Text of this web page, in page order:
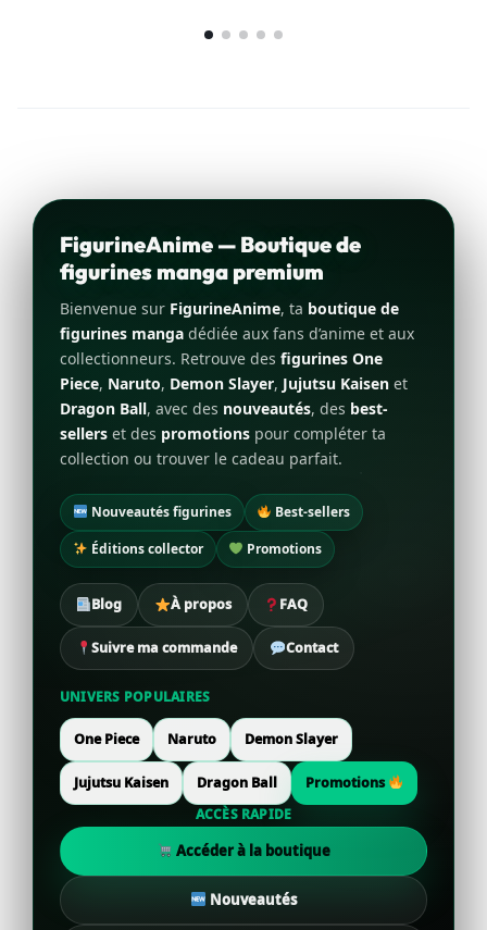
FigurineAnime — Boutique de
figurines manga premium
Bienvenue sur FigurineAnime, ta boutique de
figurines manga dédiée aux fans d’anime et aux
collectionneurs. Retrouve des figurines One
Piece, Naruto, Demon Slayer, Jujutsu Kaisen et
Dragon Ball, avec des nouveautés, des best-
sellers et des promotions pour compléter ta
collection ou trouver le cadeau parfait.
Nouveautés figurines
Best-sellers
Éditions collector
Promotions
Blog À propos FAQ
Suivre ma commande Contact
UNIVERS POPULAIRES
One Piece Naruto Demon Slayer
Jujutsu Kaisen Dragon Ball
Promotions
ACCÈS RAPIDE
Accéder à la boutique
Nouveautés